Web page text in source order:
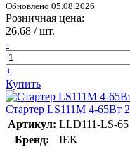
Обновлено 05.08.2026
Розничная цена:
26.68 / шт.
-
+
Купить
Стартер LS111M 4-
Артикул: LLD111-LS-65
Бренд:
IEK